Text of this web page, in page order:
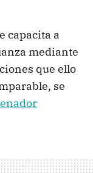
capacita a
mediante
que ello
se